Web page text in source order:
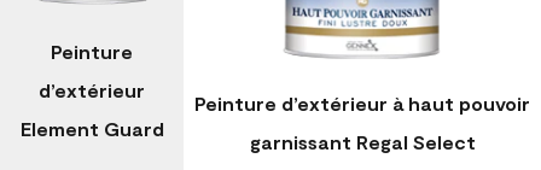
Peinture
d’extérieur
Element Guard
Peinture d’extérieur à haut pouvoir
garnissant Regal Select